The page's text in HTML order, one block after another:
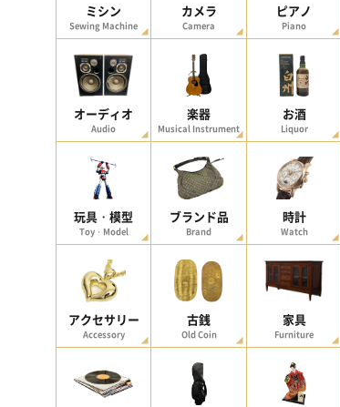
ミシン
Sewing Machine
カメラ
Camera
ピアノ
Piano
オーディオ
Audio
楽器
Musical Instrument
お酒
Liquor
玩具・模型
Toy・Model
ブランド品
Brand
時計
Watch
アクセサリー
Accessory
古銭
Old Coin
家具
Furniture